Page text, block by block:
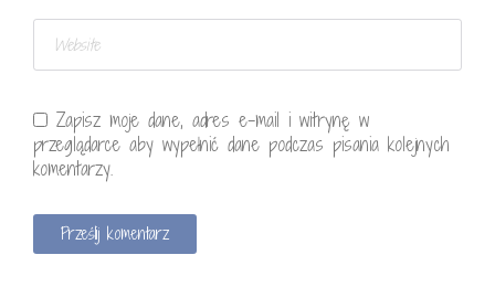
Zapisz moje dane, adres e-mail i witrynę w
przeglądarce aby wypełnić dane podczas pisania kolejnych
komentarzy.